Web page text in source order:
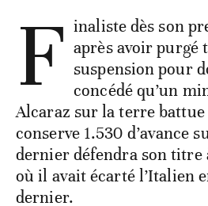
F inaliste dès son
après avoir purgé
suspension pour
concédé qu’un
Alcaraz sur la terre
conserve 1.530 d’avance
dernier défendra son titre
où il avait écarté l’Italien
dernier.